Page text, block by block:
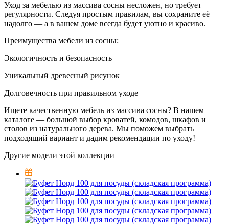
Уход за мебелью из массива сосны несложен, но требует
регулярности. Следуя простым правилам, вы сохраните её
надолго — а в вашем доме всегда будет уютно и красиво.
Преимущества мебели из сосны:
Экологичность и безопасность
Уникальный древесный рисунок
Долговечность при правильном уходе
Ищете качественную мебель из массива сосны? В нашем
каталоге — большой выбор кроватей, комодов, шкафов и
столов из натурального дерева. Мы поможем выбрать
подходящий вариант и дадим рекомендации по уходу!
Другие модели этой коллекции